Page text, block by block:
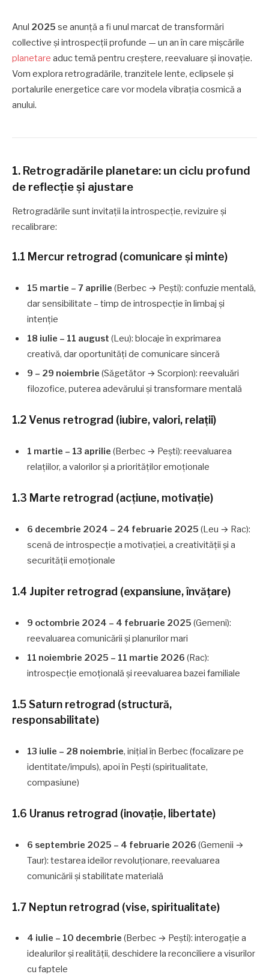
Anul 2025 se anunță a fi unul marcat de transformări
collective și introspecții profunde — un an în care mișcările
planetare aduc temă pentru creștere, reevaluare și inovație.
Vom explora retrogradările, tranzitele lente, eclipsele și
portalurile energetice care vor modela vibrația cosmică a
anului.
1. Retrogradările planetare: un ciclu profund
de reflecție și ajustare
Retrogradările sunt invitații la introspecție, revizuire și
recalibrare:
1.1 Mercur retrograd (comunicare și minte)
15 martie – 7 aprilie (Berbec → Pești): confuzie mentală,
dar sensibilitate – timp de introspecție în limbaj și
intenție
18 iulie – 11 august (Leu): blocaje în exprimarea
creativă, dar oportunități de comunicare sinceră
9 – 29 noiembrie (Săgetător → Scorpion): reevaluări
filozofice, puterea adevărului și transformare mentală
1.2 Venus retrograd (iubire, valori, relații)
1 martie – 13 aprilie (Berbec → Pești): reevaluarea
relațiilor, a valorilor și a priorităților emoționale
1.3 Marte retrograd (acțiune, motivație)
6 decembrie 2024 – 24 februarie 2025 (Leu → Rac):
scenă de introspecție a motivației, a creativității și a
securității emoționale
1.4 Jupiter retrograd (expansiune, învățare)
9 octombrie 2024 – 4 februarie 2025 (Gemeni):
reevaluarea comunicării și planurilor mari
11 noiembrie 2025 – 11 martie 2026 (Rac):
introspecție emoțională și reevaluarea bazei familiale
1.5 Saturn retrograd (structură,
responsabilitate)
13 iulie – 28 noiembrie, inițial în Berbec (focalizare pe
identitate/impuls), apoi în Pești (spiritualitate,
compasiune)
1.6 Uranus retrograd (inovație, libertate)
6 septembrie 2025 – 4 februarie 2026 (Gemenii →
Taur): testarea ideilor revoluționare, reevaluarea
comunicării și stabilitate materială
1.7 Neptun retrograd (vise, spiritualitate)
4 iulie – 10 decembrie (Berbec → Pești): interogație a
idealurilor și realității, deschidere la reconciliere a visurilor
cu faptele